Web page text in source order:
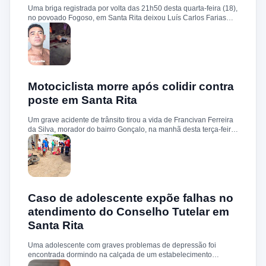
Uma briga registrada por volta das 21h50 desta quarta-feira (18),
no povoado Fogoso, em Santa Rita deixou Luís Carlos Farias
Alves gravemente ferido. Segundo informações, ele e o suspeito
Benedito Alves dos Santos estavam ingerindo bebida alcoólica
quando teve início uma discussão. Durante a confusão, Benedito
quebrou uma garrafa e desferiu vários golpes contra a vítima.
Luís Carlos foi socorrido e, devido à gravidade dos ferimentos,
localizado em sua residência, preso e encaminhado à Delegacia
de Rosário para os procedimentos legais.
Motociclista morre após colidir contra
poste em Santa Rita
Um grave acidente de trânsito tirou a vida de Francivan Ferreira
da Silva, morador do bairro Gonçalo, na manhã desta terça-feira
(02). De acordo com informações, Francivan seguia de
motocicleta com a esposa no sentido Areias–Santa Rita quando
perdeu o controle do veículo nas proximidades da ponte de
Carema, colidindo violentamente contra um poste. A vítima
sofreu traumatismo craniano e morreu ainda no local. A esposa,
Francivan foi encaminhado ao necrotério do Hospital Municipal
de Santa Rita para os procedimentos de praxe.
Caso de adolescente expõe falhas no
atendimento do Conselho Tutelar em
Santa Rita
Uma adolescente com graves problemas de depressão foi
encontrada dormindo na calçada de um estabelecimento
comercial, no centro de Santa Rita, após um surto. O caso